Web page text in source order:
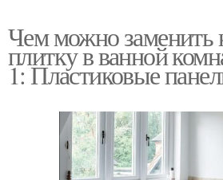
Чем можно заменить
плитку в ванной
1: Пластиковые